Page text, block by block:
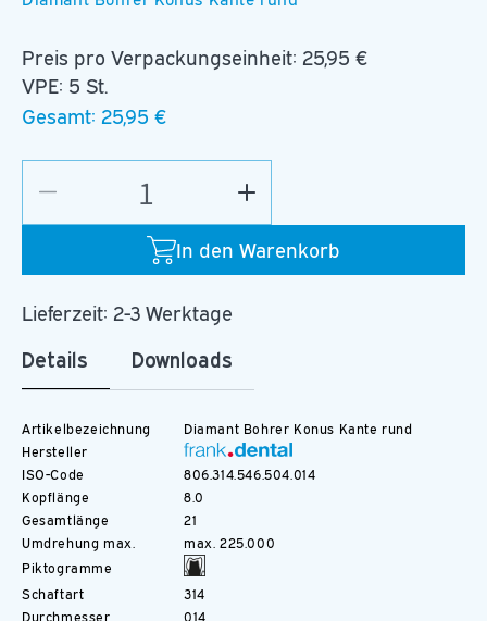
Preis pro Verpackungseinheit: 25,95 €
VPE: 5 St.
Gesamt: 25,95 €
In den Warenkorb
die
für
Erhöhe
die
Menge
für
Lieferzeit: 2-3 Werktage
Details
Downloads
Artikelbezeichnung
Diamant Bohrer Konus Kante rund
Hersteller
ISO-Code
806.314.546.504.014
Kopflänge
8.0
Gesamtlänge
21
Umdrehung max.
max. 225.000
Piktogramme
Schaftart
314
Durchmesser
014